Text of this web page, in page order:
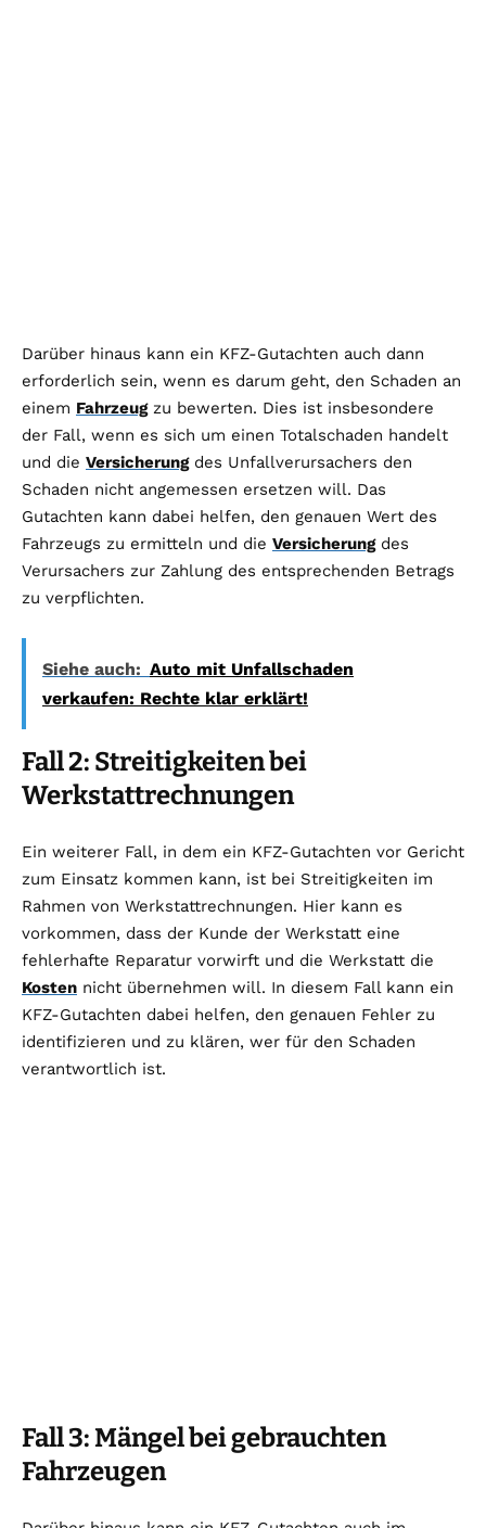
Darüber hinaus kann ein KFZ-Gutachten auch dann
erforderlich sein, wenn es darum geht, den Schaden an
einem Fahrzeugzu bewerten. Dies ist insbesondere
der Fall, wenn es sich um einen Totalschaden handelt
und die Versicherungdes Unfallverursachers den
Schaden nicht angemessen ersetzen will. Das
Gutachten kann dabei helfen, den genauen Wert des
Fahrzeugs zu ermitteln und die Versicherungdes
Verursachers zur Zahlung des entsprechenden Betrags
zu verpflichten.
Siehe auch: Auto mit Unfallschaden
verkaufen: Rechte klar erklärt!
Fall 2: Streitigkeiten bei
Werkstattrechnungen
Ein weiterer Fall, in dem ein KFZ-Gutachten vor Gericht
zum Einsatz kommen kann, ist bei Streitigkeiten im
Rahmen von Werkstattrechnungen. Hier kann es
vorkommen, dass der Kunde der Werkstatt eine
fehlerhafte Reparatur vorwirft und die Werkstatt die
Kosten nicht übernehmen will. In diesem Fall kann ein
KFZ-Gutachten dabei helfen, den genauen Fehler zu
identifizieren und zu klären, wer für den Schaden
verantwortlich ist.
Fall 3: Mängel bei gebrauchten
Fahrzeugen